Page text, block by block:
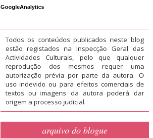
GoogleAnalytics
Todos os conteúdos publicados neste blog
estão registados na Inspecção Geral das
Actividades Culturais, pelo que qualquer
reprodução dos mesmos requer uma
autorização prévia por parte da autora. O
uso indevido ou para efeitos comerciais de
textos ou imagens da autora poderá dar
origem a processo judicial.
arquivo do blogue